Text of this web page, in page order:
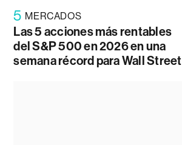
5 MERCADOS
Las 5 acciones más rentables
del S&P 500 en 2026 en una
semana récord para Wall Street